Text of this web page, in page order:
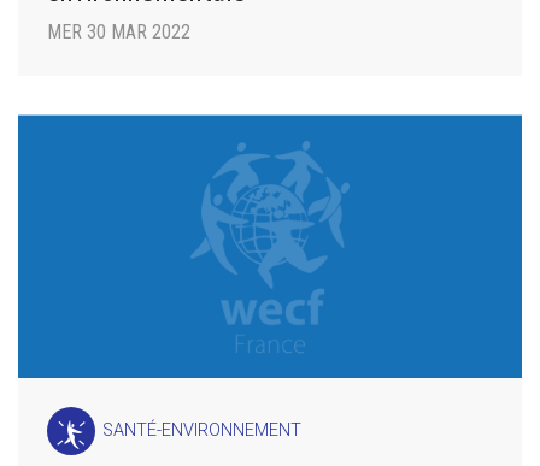
MER 30 MAR 2022
SANTÉ-ENVIRONNEMENT